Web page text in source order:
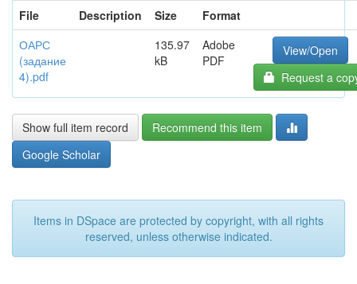
File
Description Size
Format
ОАРС
(задание
4).pdf
135.97
kB
Adobe
PDF
View/Open
Request a
Show full item record
Recommend this item
Google Scholar
Items in DSpace are protected by copyright, with all rights
reserved, unless otherwise indicated.